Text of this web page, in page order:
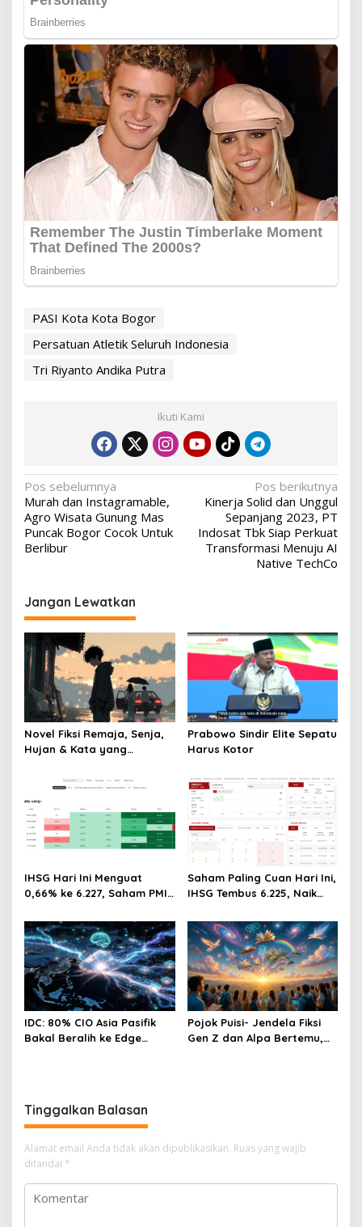
PASI Kota Kota Bogor
Persatuan Atletik Seluruh Indonesia
Tri Riyanto Andika Putra
Ikuti Kami
Navigasi
pos
Pos sebelumnya
Murah dan Instagramable,
Agro Wisata Gunung Mas
Puncak Bogor Cocok Untuk
Berlibur
Pos berikutnya
Kinerja Solid dan Unggul
Sepanjang 2023, PT
Indosat Tbk Siap Perkuat
Transformasi Menuju AI
Native TechCo
Jangan Lewatkan
Novel Fiksi Remaja, Senja,
Hujan & Kata yang
Prabowo Sindir Elite Sepatu
Harus Kotor
IHSG Hari Ini Menguat
0,66% ke 6.227, Saham PMII,
28%! Ini Daftar Saham
Paling Cuan & Volume
Tertinggi 31 Juli 2026
Saham Paling Cuan Hari Ini,
IHSG Tembus 6.225, Naik
Melonjak 3%, Saham DEWA
Pimpin Transaksi Rp300
Miliar
IDC: 80% CIO Asia Pasifik
Bakal Beralih ke Edge
Pojok Puisi- Jendela Fiksi
Gen Z dan Alpa Bertemu,
Tinggalkan Balasan
Alamat email Anda tidak akan dipublikasikan. Ruas yang wajib
ditandai *